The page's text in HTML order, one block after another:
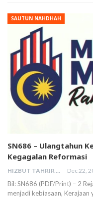
SAUTUN NAHDHAH
SN686 – Ulangtahun
Kegagalan Reformasi
HIZBUT TAHRIR MALAYSIA Dec 22,
Bil: SN686 (PDF/Print) – 2
menjadi kebiasaan,